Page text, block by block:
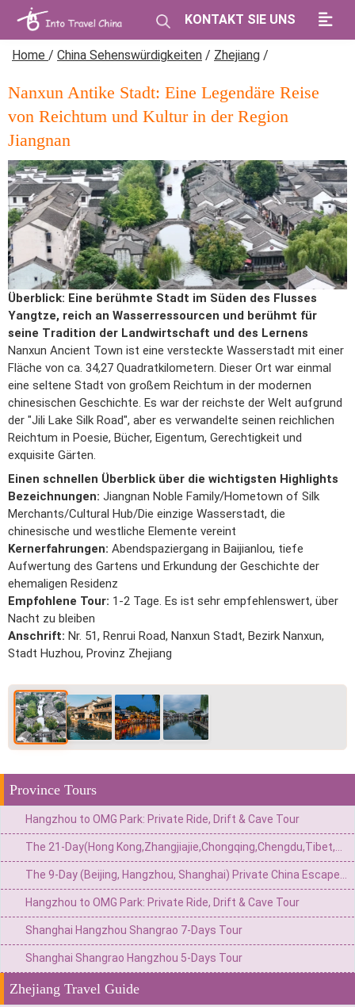
KONTAKT SIE UNS
Home / China Sehenswürdigkeiten / Zhejiang /
Nanxun Antike Stadt: Eine Legendäre Reise
von Reichtum und Kultur in der Region
Jiangnan
Überblick: Eine berühmte Stadt im Süden des Flusses
Yangtze, reich an Wasserressourcen und berühmt für
seine Tradition der Landwirtschaft und des Lernens
Nanxun Ancient Town ist eine versteckte Wasserstadt mit einer
Fläche von ca. 34,27 Quadratkilometern. Dieser Ort war einmal
eine seltene Stadt von großem Reichtum in der modernen
chinesischen Geschichte. Es war der reichste der Welt aufgrund
der "Jili Lake Silk Road", aber es verwandelte seinen reichlichen
Reichtum in Poesie, Bücher, Eigentum, Gerechtigkeit und
exquisite Gärten.
Einen schnellen Überblick über die wichtigsten Highlights
Bezeichnungen: Jiangnan Noble Family/Hometown of Silk
Merchants/Cultural Hub/Die einzige Wasserstadt, die
chinesische und westliche Elemente vereint
Kernerfahrungen: Abendspaziergang in Baijianlou, tiefe
Aufwertung des Gartens und Erkundung der Geschichte der
ehemaligen Residenz
Empfohlene Tour: 1-2 Tage. Es ist sehr empfehlenswert, über
Nacht zu bleiben
Anschrift: Nr. 51, Renrui Road, Nanxun Stadt, Bezirk Nanxun,
Stadt Huzhou, Provinz Zhejiang
Province Tours
Hangzhou to OMG Park: Private Ride, Drift & Cave Tour
Hangzhou to OMG Park: Private Ride, Drift & Cave Tour
Shanghai Hangzhou Shangrao 7-Days Tour
Shanghai Shangrao Hangzhou 5-Days Tour
Zhejiang Travel Guide